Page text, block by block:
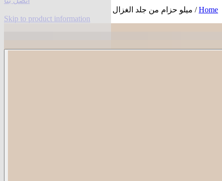
Home/ ميلو حزام من جلد الغزال
Skip to product information